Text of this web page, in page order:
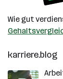
Wie gut
karriere.blog